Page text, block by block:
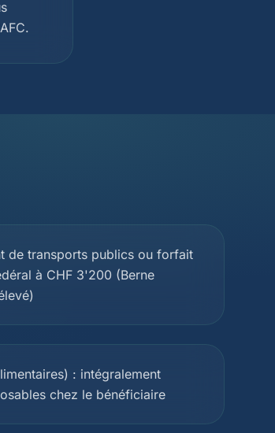
de transports publics ou forfait
à CHF 3'200 (Berne
: intégralement
chez le bénéficiaire